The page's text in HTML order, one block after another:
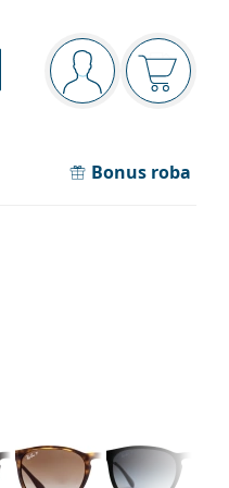
Navigacijska ploča
ste prijavljeni
Bonus roba